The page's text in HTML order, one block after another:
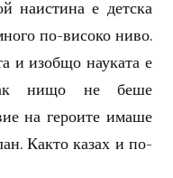
наистина е детска
по-високо ниво.
и изобщо науката е
нищо не беше
на героите имаше
Както казах и по-